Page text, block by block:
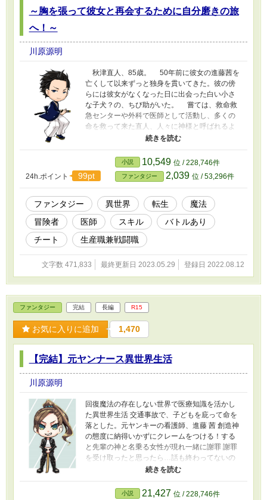
選択肢を取った。 異世界転移から始まる運命
として活動しながら婚活する物語！ 全90話+幕
～胸を張って彼女と再会するために自分磨きの旅
へ！～
川原源明
秋津直人、85歳。 50年前に彼女の進藤茜を
亡くして以来ずっと独身を貫いてきた。彼の傍
らには彼女がなくなった日に出会った白い小さ
な子犬？の、ちび助がいた。 嘗ては、救命救
急センターや外科で医師として活動し、多くの
命を救って来た直人、人々に神様と呼ばれるよ
うになっていたが、定年を迎えると同時に山を
買いプライベートキャンプ場をつくり余生はほ
とんどここで過ごしていた。 彼女がなくなっ
て50年目の命日の夜ちび助とキャンプを楽しん
でいると意識が遠のき、気づけば辺りが真っ白
な空間にいた。 白い空間では、創造神を名乗
るネアという女性と、今までずっとそばに居た
ちび助が人の子の姿で土下座していた。ちび助
の不注意で茜君が命を落とし、謝罪の意味を込
めて、創造神ネアの創る世界に、茜君がすでに
転移していることを教えてくれた。そして自分
もその世界に転生させてもらえることになっ
た。 胸を張って彼女と再会できるようにと、
彼女が降り立つより30年前に転生するように創
新しい家庭でナットという名前を与えられ、ネ
ア様と、阿修羅様から貰った加護と学生時代か
らやっていた格闘技や、仕事にしていた医術、
そして趣味の物作りやサバイバル技術を活かし
ばれた医師の異世界転生物語 ※元ヤンナース異
世界生活 ヒロイン茜ちゃんの彼氏編 ※医療現
24h.ポイント 99pt
小説 10,549 位 / 228,746件
ファンタジー 2,039 位 / 53,296件
ファンタジー 異世界 転生
魔法
冒険者
医師 スキル
バトルあり
チート
生産職兼戦闘職
文字数 471,833 最終更新日 2023.05.29 登録日 2022.08.12
ファンタジー 完結 長編 R15
お気に入りに追加 1,470
【完結】元ヤンナース異世界生活
川原源明
回復魔法の存在しない世界で医療知識を活かし
た異世界生活 交通事故で、子どもを庇って命を
落とした。元ヤンキーの看護師、進藤 茜 創造神
の態度に納得いかずにクレームをつける！する
と先輩の神と名乗る女性が現れ一緒に謝罪 謝罪
を受け取ったと思ったら…話も終わってないの
に…異世界に飛ばされる…あのくそ女神！ そん
世界生活 創造神と異界の女神から貰ったチート
小説 21,427 位 / 228,746件